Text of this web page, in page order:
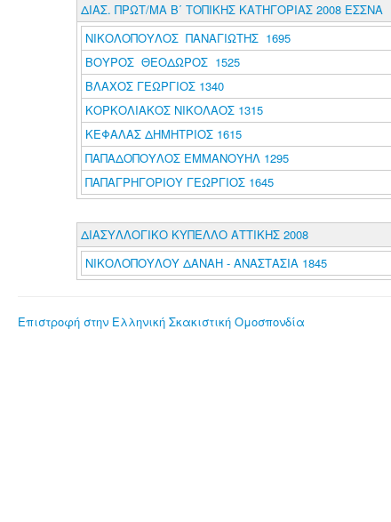
ΔΙΑΣ. ΠΡΩΤ/ΜΑ Β΄ ΤΟΠΙΚΗΣ ΚΑΤΗΓΟΡΙΑΣ 2008 ΕΣΣΝΑ
ΝΙΚΟΛΟΠΟΥΛΟΣ ΠΑΝΑΓΙΩΤΗΣ 1695
ΒΟΥΡΟΣ ΘΕΟΔΩΡΟΣ 1525
ΒΛΑΧΟΣ ΓΕΩΡΓΙΟΣ 1340
ΚΟΡΚΟΛΙΑΚΟΣ ΝΙΚΟΛΑΟΣ 1315
ΚΕΦΑΛΑΣ ΔΗΜΗΤΡΙΟΣ 1615
ΠΑΠΑΔΟΠΟΥΛΟΣ ΕΜΜΑΝΟΥΗΛ 1295
ΠΑΠΑΓΡΗΓΟΡΙΟΥ ΓΕΩΡΓΙΟΣ 1645
ΔΙΑΣΥΛΛΟΓΙΚΟ ΚΥΠΕΛΛΟ ΑΤΤΙΚΗΣ 2008
ΝΙΚΟΛΟΠΟΥΛΟΥ ΔΑΝΑΗ - ΑΝΑΣΤΑΣΙΑ 1845
Επιστροφή στην Ελληνική Σκακιστική Ομοσπονδία